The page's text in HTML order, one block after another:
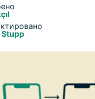
могут
экрана
посторонних от